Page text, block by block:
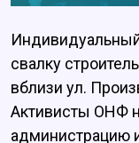
свалку
вблизи ул.
Активисты ОНФ
администрацию